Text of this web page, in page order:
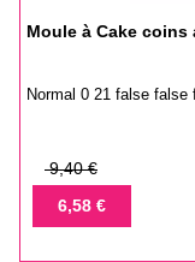
Moule à Cake coins
Normal 0 21 false
Prix
base
9,40 €
Prix6,58 €